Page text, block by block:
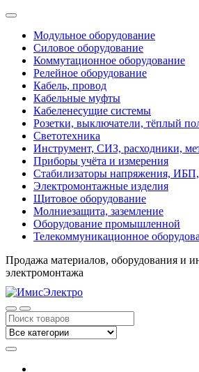
Модульное оборудование
Силовое оборудование
Коммутационное оборудование
Релейное оборудование
Кабель, провод
Кабельные муфты
Кабеленесущие системы
Розетки, выключатели, тёплый
Светотехника
Инструмент, СИЗ, расходники,
Приборы учёта и измерения
Стабилизаторы напряжения,
Электромонтажные изделия
Щитовое оборудование
Молниезащита, заземление
Оборудование промышленной
Телекоммуникационное
Продажа материалов, оборудования и
электромонтажа